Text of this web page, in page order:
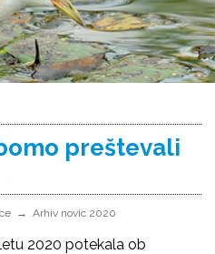
preštevali
Arhiv novic 2020
2020 potekala ob